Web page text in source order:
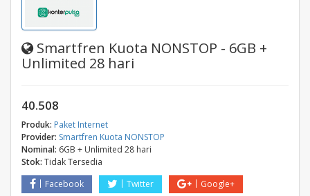
Smartfren Kuota NONSTOP - 6GB +
Unlimited 28 hari
40.508
Produk: Paket Internet
Provider: Smartfren Kuota NONSTOP
Nominal: 6GB + Unlimited 28 hari
Stok: Tidak Tersedia
Facebook
Twitter Google+